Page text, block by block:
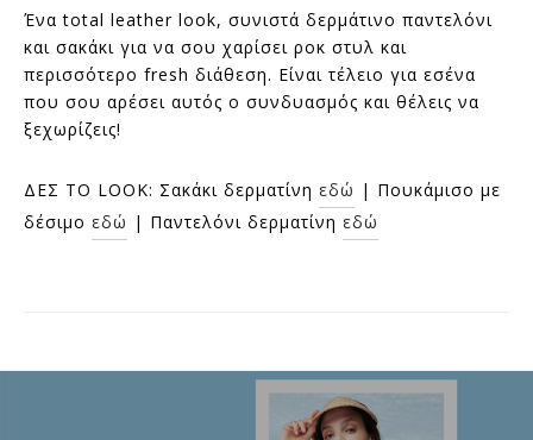
Ένα total leather look, συνιστά δερμάτινο παντελόνι
και σακάκι για να σου χαρίσει ροκ στυλ και
περισσότερο fresh διάθεση. Είναι τέλειο για εσένα
που σου αρέσει αυτός ο συνδυασμός και θέλεις να
ξεχωρίζεις!
ΔΕΣ ΤΟ LOOK: Σακάκι δερματίνη εδώ | Πουκάμισο με
δέσιμο εδώ | Παντελόνι δερματίνη εδώ